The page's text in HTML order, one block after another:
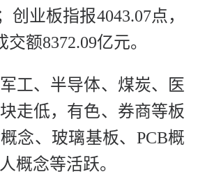
创业板指报4043.07点，
额8372.09亿元。
工、半导体、煤炭、医
走低，有色、券商等板
念、玻璃基板、PCB概
概念等活跃。